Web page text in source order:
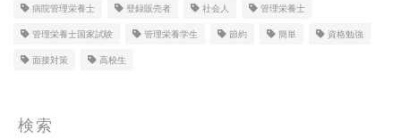
病院管理栄養士 登録販売者 社会人 管理栄養士
管理栄養士国家試験 管理栄養学生 節約 簡単 資格勉強
面接対策 高校生
検索